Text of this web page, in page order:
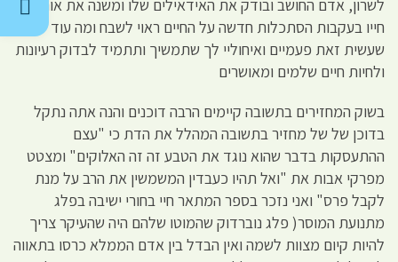
לשרון, אדם החושב ובודק את האידאילים שלו ומשנה את אורחות
חייו בעקבות הסתכלות חדשה על החיים ראוי לשבח ומה עוד
שעשית זאת פעמיים ואיחוליי לך שתמשיך ותתמיד לבדוק רעיונות
ולחיות חיים שלמים ומאושרים
בשוק המחזירים בתשובה קיימים הרבה דוכנים והנה אתה נתקל
בדוכן של של מחזיר בתשובה המהלל את הדת כי "עצם
ההתעסקות בדבר שהוא נוגד את הטבע זה זה האלוקים" ומצטט
מפרקי אבות את "ואל תהיו כעבדין המשמשין את הרב על מנת
לקבל פרס" ואני נזכר בספר המתאר חיי בחורי ישיבה בפלג
מתנועת המוסר( פלג נוברדוק שהמוטו שלהם היה שהעיקר צריך
להיות קיום מצוות לשמה ואין הבדל בין אדם הממלא כרסו בתאווה